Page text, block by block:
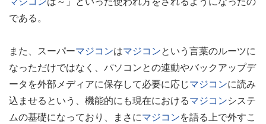
である。
また、スーパーマジコンはマジコンという言葉のルーツに
なっただけではなく、パソコンとの連動やバックアップデ
ータを外部メディアに保存して必要に応じマジコンに読み
込ませるという、機能的にも現在におけるマジコンシステ
ムの基礎になっており、まさにマジコンを語る上で外すこ